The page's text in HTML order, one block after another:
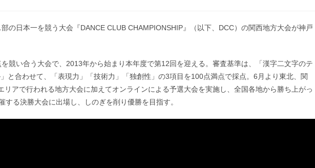
の日本一を競う大会『DANCE CLUB CHAMPIONSHIP』（以下、DCC）の関西地方大会が神戸
競い合う大会で、2013年から始まり本年度で第12回を迎える。審査基準は、「漢字二文字のテ
と合わせて、「表現力」「技術力」「独創性」の3項目を100点満点で採点。6月より東北、関
リアで行われる地方大会に加えてオンラインによる予選大会を実施し、全国各地から勝ち上がっ
する決勝大会に出場し、しのぎを削り優勝を目指す。